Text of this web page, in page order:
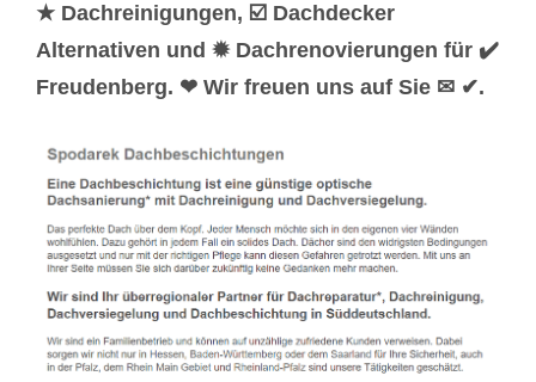
★ Dachreinigungen, ☑️ Dachdecker
Alternativen und ✹ Dachrenovierungen für ✔️
Freudenberg. ❤ Wir freuen uns auf Sie ✉ ✔.